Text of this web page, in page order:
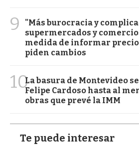
9
"Más burocracia y
supermercados y
medida de informar
piden cambios
10La basura de Montevideo
Felipe Cardoso hasta al
obras que prevé la IMM
Te puede interesar